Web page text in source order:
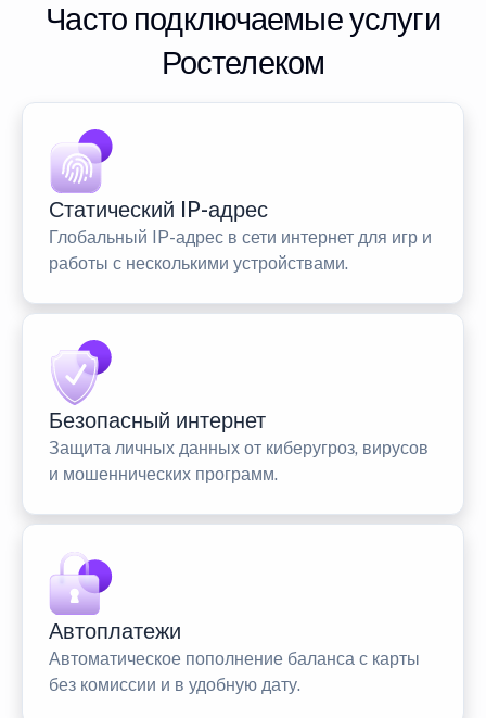
Часто подключаемые услуги
Ростелеком
Статический IP-адрес
Глобальный IP-адрес в сети интернет для игр и
работы с несколькими устройствами.
Безопасный интернет
Защита личных данных от киберугроз, вирусов
и мошеннических программ.
Автоплатежи
Автоматическое пополнение баланса с карты
без комиссии и в удобную дату.